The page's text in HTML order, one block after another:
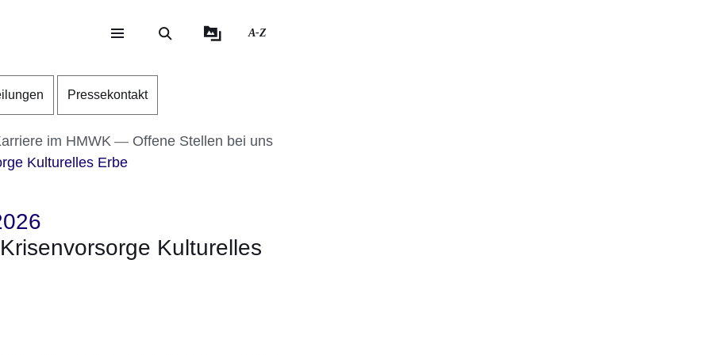
A-Z
Pressekontakt
im HMWK
Offene Stellen bei uns
Kulturelles Erbe
Kulturelles